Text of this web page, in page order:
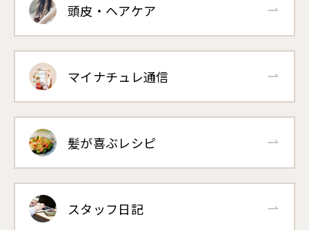
頭皮・ヘアケア
マイナチュレ通信
髪が喜ぶレシピ
スタッフ日記